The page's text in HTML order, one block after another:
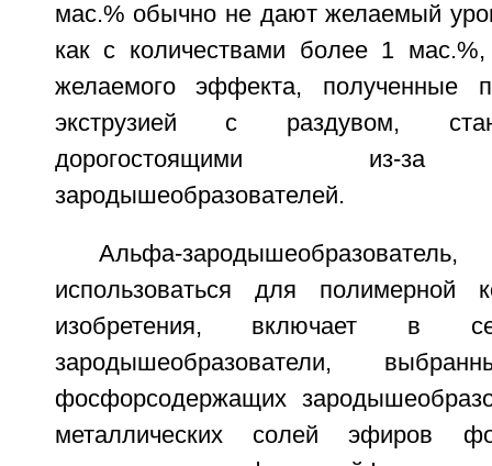
мас.% обычно не дают желаемый
как с количествами более 1
желаемого эффекта, полученные
экструзией с раздувом,
дорогостоящими из-за
зародышеобразователей.
Альфа-
использоваться для полимерной
изобретения, включает в
зародышеобразователи,
фосфорсодержащих
металлических солей эфиров